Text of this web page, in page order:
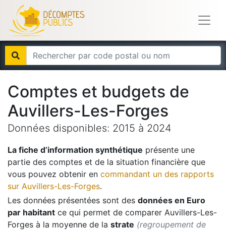
Comptes et budgets de
Auvillers-Les-Forges
Données disponibles: 2015 à 2024
La fiche d’information synthétique présente une
partie des comptes et de la situation financière que
vous pouvez obtenir en commandant un des rapports
sur Auvillers-Les-Forges.
Les données présentées sont des données en Euro
par habitant ce qui permet de comparer Auvillers-Les-
Forges à la moyenne de la strate (regroupement de